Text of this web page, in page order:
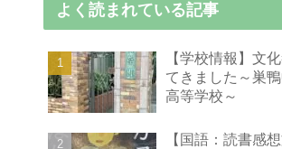
よく読まれている記事
【学校情報】文
てきました～巣鴨
高等学校～
【国語：読書感